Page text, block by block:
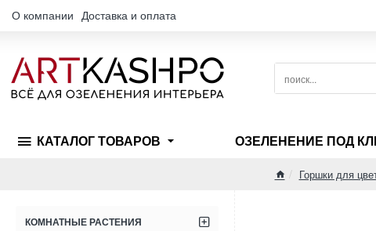
О компании Доставка и оплата
поиск...
КАТАЛОГ ТОВАРОВ ОЗЕЛЕНЕНИЕ ПОД
Горшки для
КОМНАТНЫЕ РАСТЕНИЯ